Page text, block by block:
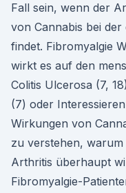
Fall sein, wenn der
von Cannabis bei
findet. Fibromyalgie
wirkt es auf den
Colitis Ulcerosa (7,
(7) oder
Wirkungen von
zu verstehen,
Arthritis überhaupt
Fibromyalgie-